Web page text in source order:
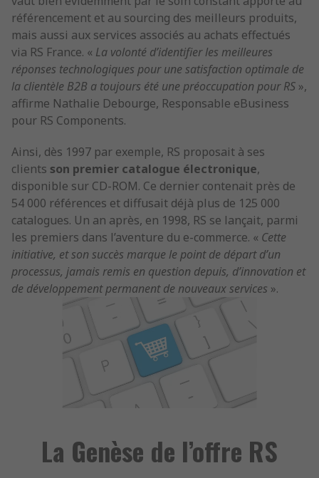
référencement et au sourcing des meilleurs produits,
mais aussi aux services associés au achats effectués
via RS France. « La volonté d’identifier les meilleures
réponses technologiques pour une satisfaction optimale de
la clientèle B2B a toujours été une préoccupation pour RS »,
affirme Nathalie Debourge, Responsable eBusiness
pour RS Components.
Ainsi, dès 1997 par exemple, RS proposait à ses
clients son premier catalogue électronique,
disponible sur CD-ROM. Ce dernier contenait près de
54 000 références et diffusait déjà plus de 125 000
catalogues. Un an après, en 1998, RS se lançait, parmi
les premiers dans l’aventure du e-commerce. « Cette
initiative, et son succès marque le point de départ d’un
processus, jamais remis en question depuis, d’innovation et
de développement permanent de nouveaux services ».
La Genèse de l’offre RS